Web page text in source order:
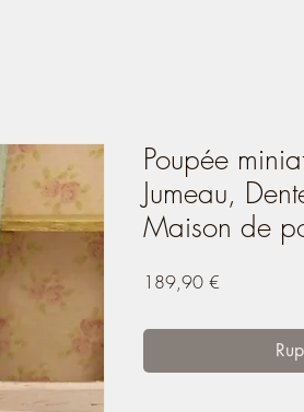
Poupée
Jumeau,
Maison de
189,90 €